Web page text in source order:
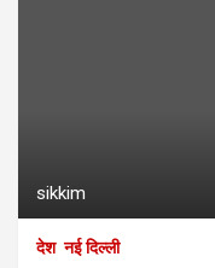
sikkim
देश नई दिल्ली